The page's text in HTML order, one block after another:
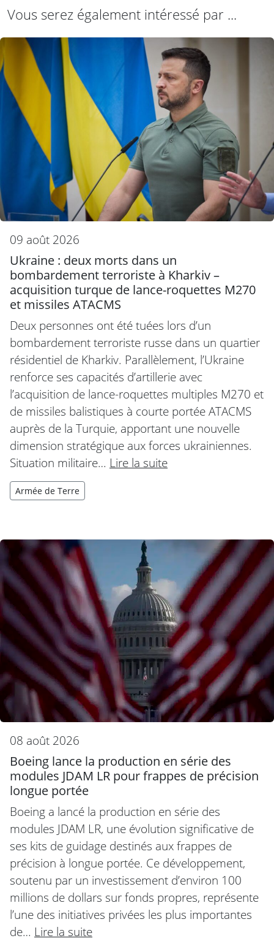
Vous serez également intéressé par ...
09 août 2026
Ukraine : deux morts dans un
bombardement terroriste à Kharkiv –
acquisition turque de lance-roquettes M270
et missiles ATACMS
Deux personnes ont été tuées lors d’un
bombardement terroriste russe dans un quartier
résidentiel de Kharkiv. Parallèlement, l’Ukraine
renforce ses capacités d’artillerie avec
l’acquisition de lance-roquettes multiples M270 et
de missiles balistiques à courte portée ATACMS
auprès de la Turquie, apportant une nouvelle
dimension stratégique aux forces ukrainiennes.
Situation militaire… Lire la suite
Armée de Terre
08 août 2026
Boeing lance la production en série des
modules JDAM LR pour frappes de précision
longue portée
Boeing a lancé la production en série des
modules JDAM LR, une évolution significative de
ses kits de guidage destinés aux frappes de
précision à longue portée. Ce développement,
soutenu par un investissement d’environ 100
millions de dollars sur fonds propres, représente
l’une des initiatives privées les plus importantes
de… Lire la suite